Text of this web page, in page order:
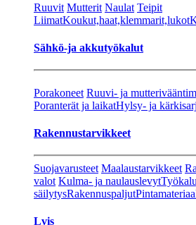
Ruuvit Mutterit Naulat Teipit
LiimatKoukut,haat,klemmarit,lukot
Sähkö-ja akkutyökalut
Porakoneet Ruuvi- ja
Poranterät ja laikatHylsy- ja
Rakennustarvikkeet
Suojavarusteet Maalaustarvikkeet
valot Kulma- ja naulauslevyt
säilytysRakennuspaljut
Lvis